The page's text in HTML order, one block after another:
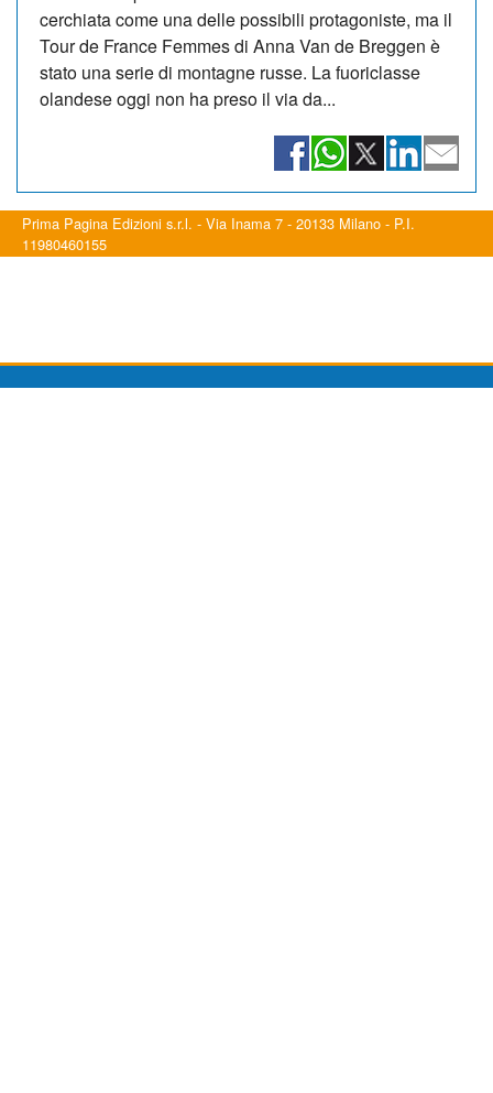
cerchiata come una delle possibili protagoniste, ma il
Tour de France Femmes di Anna Van de Breggen è
stato una serie di montagne russe. La fuoriclasse
olandese oggi non ha preso il via da...
Prima Pagina Edizioni s.r.l. - Via Inama 7 - 20133 Milano - P.I.
11980460155